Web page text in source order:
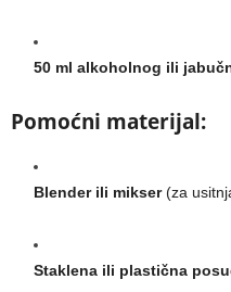
50 ml alkoholnog ili
Pomoćni materijal:
Blender ili mikser(za
Staklena ili plastična